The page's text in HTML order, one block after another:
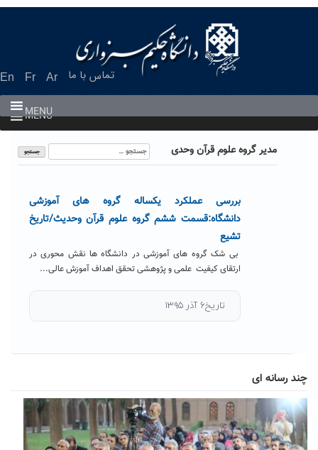
En Fr Ar تماس با ما
MENU
MENU
مدیر گروه علوم قرآن وحدی
جستجو
برای:
بررسی عملکرد یکساله گروه های آموزشی
دانشگاه:قسمت ششم گروه علوم قرآن وحدیث/تاریخ
تشیع
بی شک گروه های آموزشی در دانشگاه ها نقش محوری در
ارتقای کیفیت علمی و پژوهشی تحقق اهداف آموزش عالی...
تاریخ۶ آذر ۱۳۹۵
چند رسانه ای